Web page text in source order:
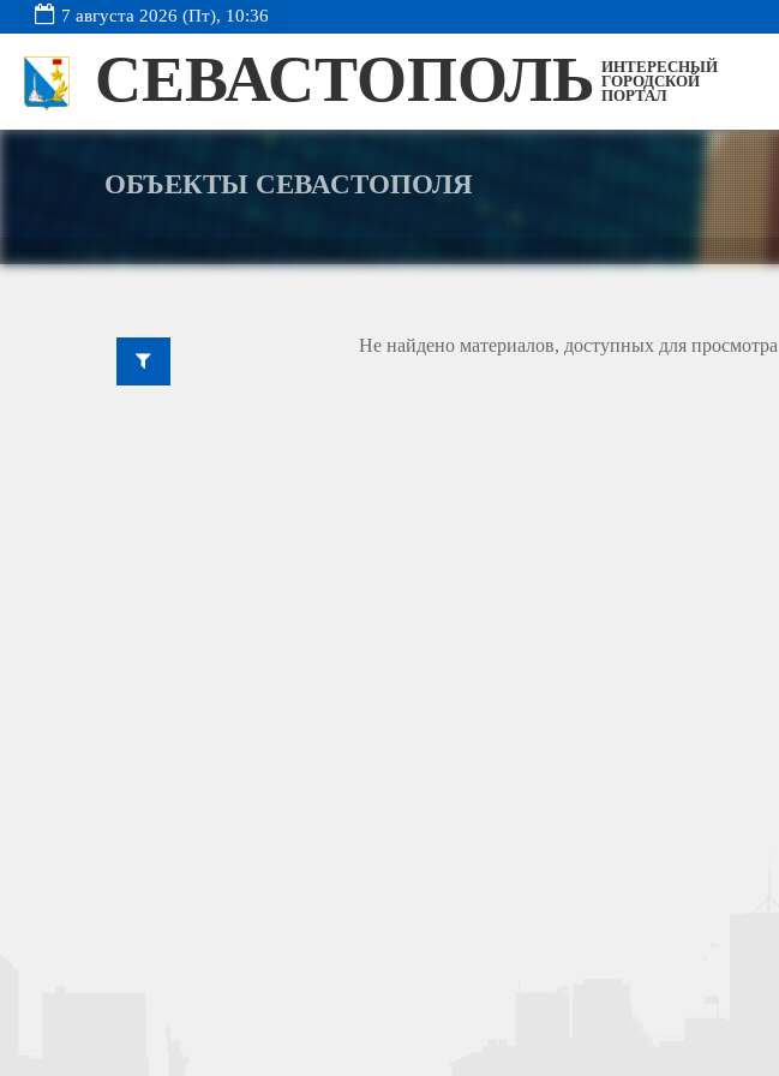
7 августа 2026 (Пт), 10:36
СЕВАСТОПОЛЬ ИНТЕРЕСНЫЙ
ГОРОДСКОЙ
ПОРТАЛ
ОБЪЕКТЫ СЕВАСТОПОЛЯ
Не найдено материалов, доступных для просмотра